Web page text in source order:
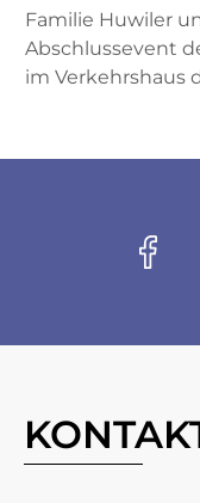
Familie Huwiler
Abschlussevent
im Verkehrshaus
Socials